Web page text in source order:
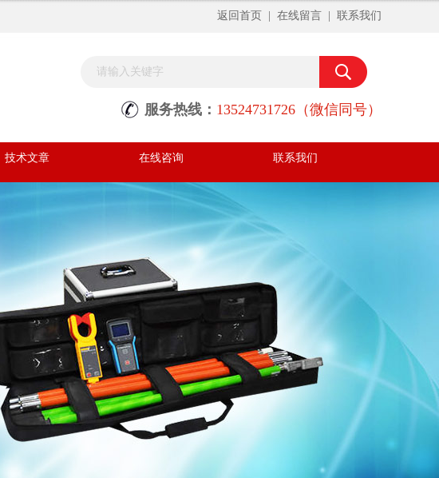
返回首页 在线留言 联系我们
服务热线： 13524731726（微信同号）
技术文章 在线咨询 联系我们